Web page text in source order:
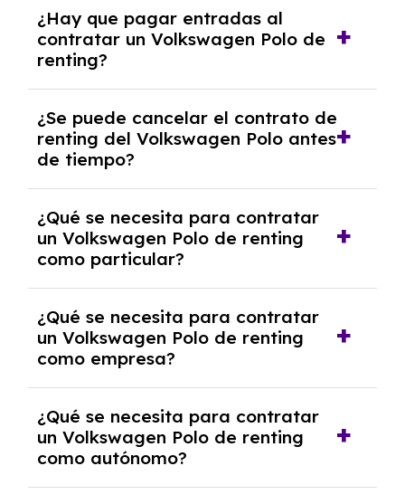
Volkswagen Polo con el seguro a todo riesgo
sin franquicia incluido dentro de las cuotas
mensuales.
¿Hay que pagar entradas al
contratar un Volkswagen Polo de
renting?
tendrás que pagar ningún tipo de entrada
salvo en casos que lo exija el proveedor
debido al resultado del estudio de viabilidad
económica.
¿Se puede cancelar el contrato de
renting del Volkswagen Polo antes
de tiempo?
pero puede haber penalizaciones por
cancelación anticipada. Es importante revisar
las condiciones del contrato y hablar con un
experto que te asesore.
¿Qué se necesita para contratar
un Volkswagen Polo de renting
como particular?
y, en algunos casos, una consulta de solvencia
crediticia y un pago inicial.
¿Qué se necesita para contratar
un Volkswagen Polo de renting
como empresa?
documentación financiera y, en algunos
casos, un informe de solvencia de la empresa
y un pago inicial.
¿Qué se necesita para contratar
un Volkswagen Polo de renting
como autónomo?